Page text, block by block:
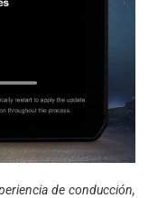
de conducción,